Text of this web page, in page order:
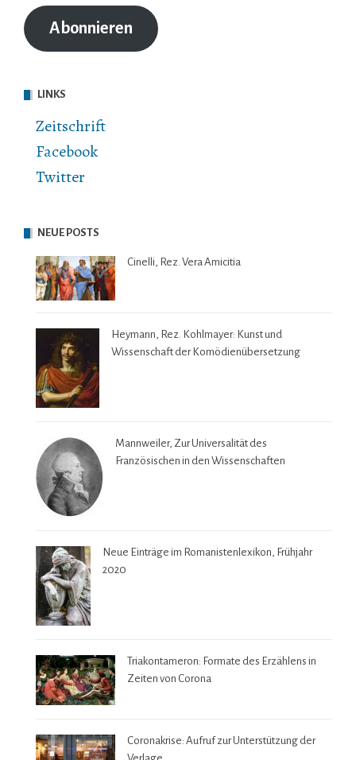
Adresse
Abonnieren
LINKS
Zeitschrift
Facebook
Twitter
NEUE POSTS
Cinelli, Rez. Vera Amicitia
Heymann, Rez. Kohlmayer: Kunst und
Wissenschaft der Komödienübersetzung
Mannweiler, Zur Universalität des
Französischen in den Wissenschaften
Neue Einträge im Romanistenlexikon, Frühjahr
2020
Triakontameron: Formate des Erzählens in
Zeiten von Corona
Coronakrise: Aufruf zur Unterstützung der